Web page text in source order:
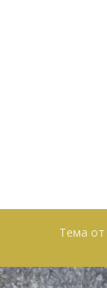
Тема от